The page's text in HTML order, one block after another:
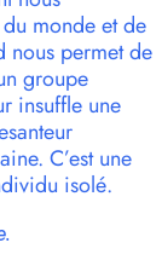
monde et de
nous permet de
groupe
insuffle une
C’est une
isolé.